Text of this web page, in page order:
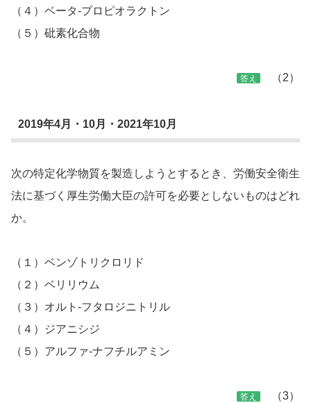
（４）ベータ-プロピオラクトン
（５）砒素化合物
答え （2）
2019年4月・10月・2021年10月
次の特定化学物質を製造しようとするとき、労働安全衛生
法に基づく厚生労働大臣の許可を必要としないものはどれ
か。
（１）ベンゾトリクロリド
（２）ベリリウム
（３）オルト-フタロジニトリル
（４）ジアニシジ
（５）アルファ-ナフチルアミン
答え （3）